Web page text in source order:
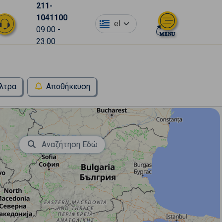
211-
1041100
09:00 -
23:00
el
Αποθήκευση
Αναζήτηση Εδώ